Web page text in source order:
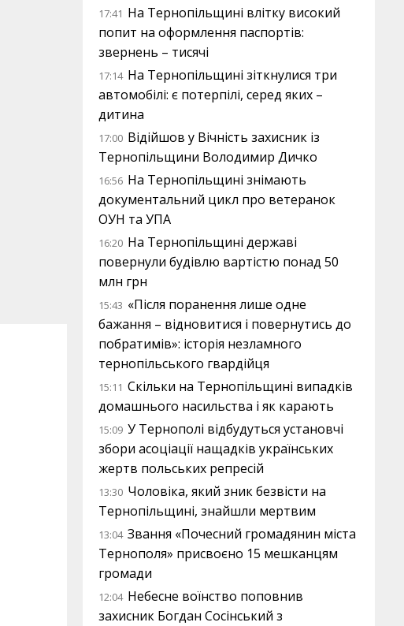
17:41 На Тернопільщині влітку високий
попит на оформлення паспортів:
звернень – тисячі
17:14 На Тернопільщині зіткнулися три
автомобілі: є потерпілі, серед яких –
дитина
17:00 Відійшов у Вічність захисник із
Тернопільщини Володимир Дичко
16:56 На Тернопільщині знімають
документальний цикл про ветеранок
ОУН та УПА
16:20 На Тернопільщині державі
повернули будівлю вартістю понад 50
млн грн
15:43 «Після поранення лише одне
бажання – відновитися і повернутись до
побратимів»: історія незламного
тернопільського гвардійця
15:11 Скільки на Тернопільщині випадків
домашнього насильства і як карають
15:09 У Тернополі відбудуться установчі
збори асоціації нащадків українських
жертв польських репресій
13:30 Чоловіка, який зник безвісти на
Тернопільщині, знайшли мертвим
13:04 Звання «Почесний громадянин міста
Тернополя» присвоєно 15 мешканцям
громади
12:04 Небесне воїнство поповнив
захисник Богдан Сосінський з